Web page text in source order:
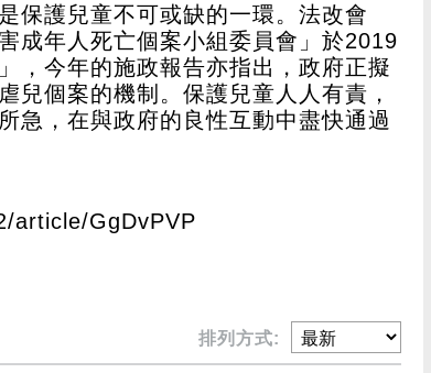
保護兒童不可或缺的一環。法改會
成年人死亡個案小組委員會」於2019
，今年的施政報告亦指出，政府正擬
兒個案的機制。保護兒童人人有責，
急，在與政府的良性互動中盡快通過
article/GgDvPVP
排列方式: